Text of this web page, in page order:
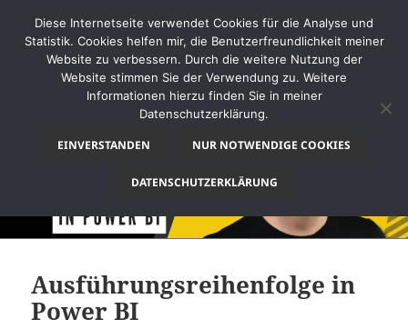
Ausführungsreihenfolge in
Power BI
Diese Internetseite verwendet Cookies für die Analyse und
Statistik. Cookies helfen mir, die Benutzerfreundlichkeit meiner
Website zu verbessern. Durch die weitere Nutzung der
Website stimmen Sie der Verwendung zu. Weitere
Informationen hierzu finden Sie in meiner
Datenschutzerklärung.
EINVERSTANDEN NUR NOTWENDIGE COOKIES
DATENSCHUTZERKLÄRUNG